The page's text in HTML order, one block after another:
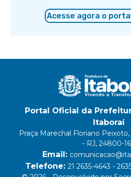
Acesse agora o
Portal Oficial da
Itaboraí
Praça Marechal Floriano
- RJ, 24800-
Email:
Telefone: 21 2635-4643 -